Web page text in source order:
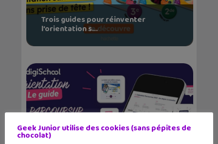
Trois guides pour réinventer
l’orientation s...
Geek Junior utilise des cookies (sans pépites de
chocolat)